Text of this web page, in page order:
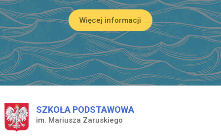
Więcej informacji
SZKOŁA PODSTAWOWA
im. Mariusza Zaruskiego